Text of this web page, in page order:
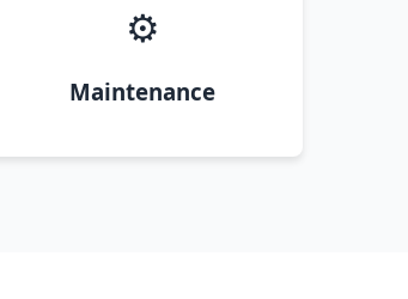
⚙️
Maintenance